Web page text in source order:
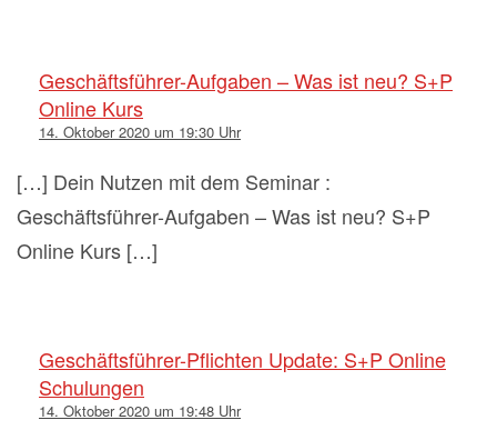
Geschäftsführer-Aufgaben – Was ist neu? S+P
Online Kurs
14. Oktober 2020 um 19:30 Uhr
[…] Dein Nutzen mit dem Seminar :
Geschäftsführer-Aufgaben – Was ist neu? S+P
Online Kurs […]
Geschäftsführer-Pflichten Update: S+P Online
Schulungen
14. Oktober 2020 um 19:48 Uhr